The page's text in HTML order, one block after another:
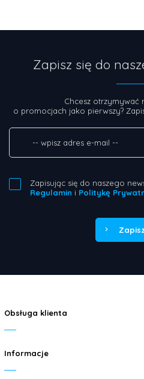
Zapisz się do
Chcesz otrzymywać
o promocjach jako pierwszy?
Zapisując się do naszego
Regulamin i Politykę
Obsługa klienta
Informacje